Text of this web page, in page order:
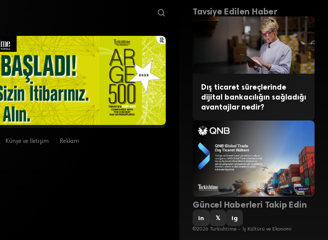
Künye ve İletişim Reklam
Tavsiye Edilen Haber
Dış ticaret süreçlerinde
dijital bankacılığın sağladığı
avantajlar nedir?
Güncel Haberleri Takip Edin
in 𝕏 ig
©2026 Turkishtime – İş Kültürü ve Ekonomi